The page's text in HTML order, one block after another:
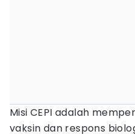
Misi CEPI adalah
vaksin dan respons